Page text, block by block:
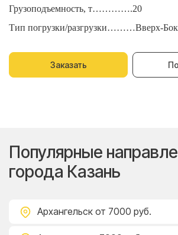
Грузоподъемность, т………….20
Тип погрузки/разгрузки………Вверх-
Заказать
Популярные
города Казань
Архангельск от 7000 руб.